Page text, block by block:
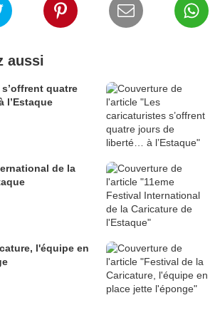
aussi
quatre
l’Estaque
de la
l'équipe en